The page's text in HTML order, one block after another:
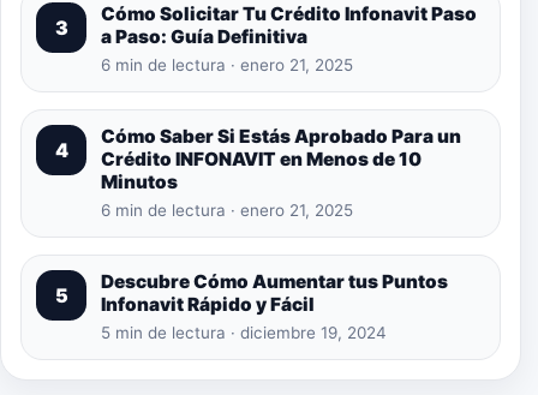
3
Cómo Solicitar Tu Crédito Infonavit Paso
a Paso: Guía Definitiva
6 min de lectura · enero 21, 2025
4
Cómo Saber Si Estás Aprobado Para un
Crédito INFONAVIT en Menos de 10
Minutos
6 min de lectura · enero 21, 2025
5
Descubre Cómo Aumentar tus Puntos
Infonavit Rápido y Fácil
5 min de lectura · diciembre 19, 2024